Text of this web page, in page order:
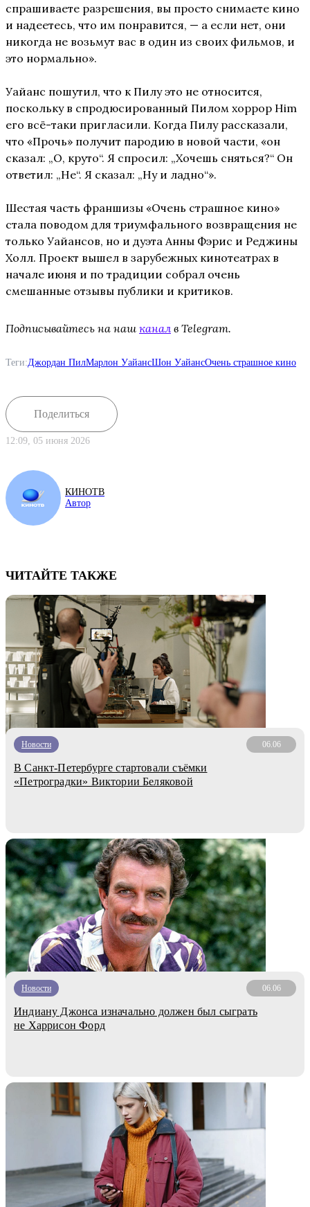
спрашиваете разрешения, вы просто снимаете кино
и надеетесь, что им понравится, — а если нет, они
никогда не возьмут вас в один из своих фильмов, и
это нормально».
Уайанс пошутил, что к Пилу это не относится,
поскольку в спродюсированный Пилом хоррор Him
его всё-таки пригласили. Когда Пилу рассказали,
что «Прочь» получит пародию в новой части, «он
сказал: „О, круто“. Я спросил: „Хочешь сняться?“ Он
ответил: „Не“. Я сказал: „Ну и ладно“».
Шестая часть франшизы «Очень страшное кино»
стала поводом для триумфального возвращения не
только Уайансов, но и дуэта Анны Фэрис и Реджины
Холл. Проект вышел в зарубежных кинотеатрах в
начале июня и по традиции собрал очень
смешанные отзывы публики и критиков.
Подписывайтесь на наш канал в Telegram.
Теги:Джордан ПилМарлон УайансШон УайансОчень страшное кино
Поделиться
12:09, 05 июня 2026
КИНОТВ
Автор
ЧИТАЙТЕ ТАКЖЕ
Новости 06.06
В Санкт-Петербурге стартовали съёмки
«Петроградки» Виктории Беляковой
Новости 06.06
Индиану Джонса изначально должен был сыграть
не Харрисон Форд